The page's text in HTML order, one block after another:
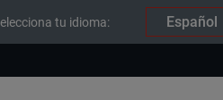
tu idioma: Español